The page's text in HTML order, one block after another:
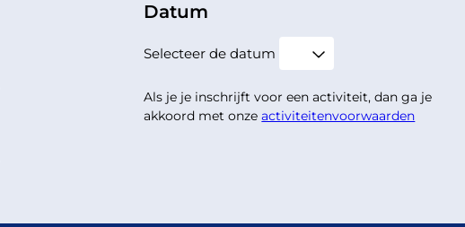
Datum
Selecteer de datum
Als je je inschrijft voor een activiteit, dan ga je
akkoord met onzeactiviteitenvoorwaarden